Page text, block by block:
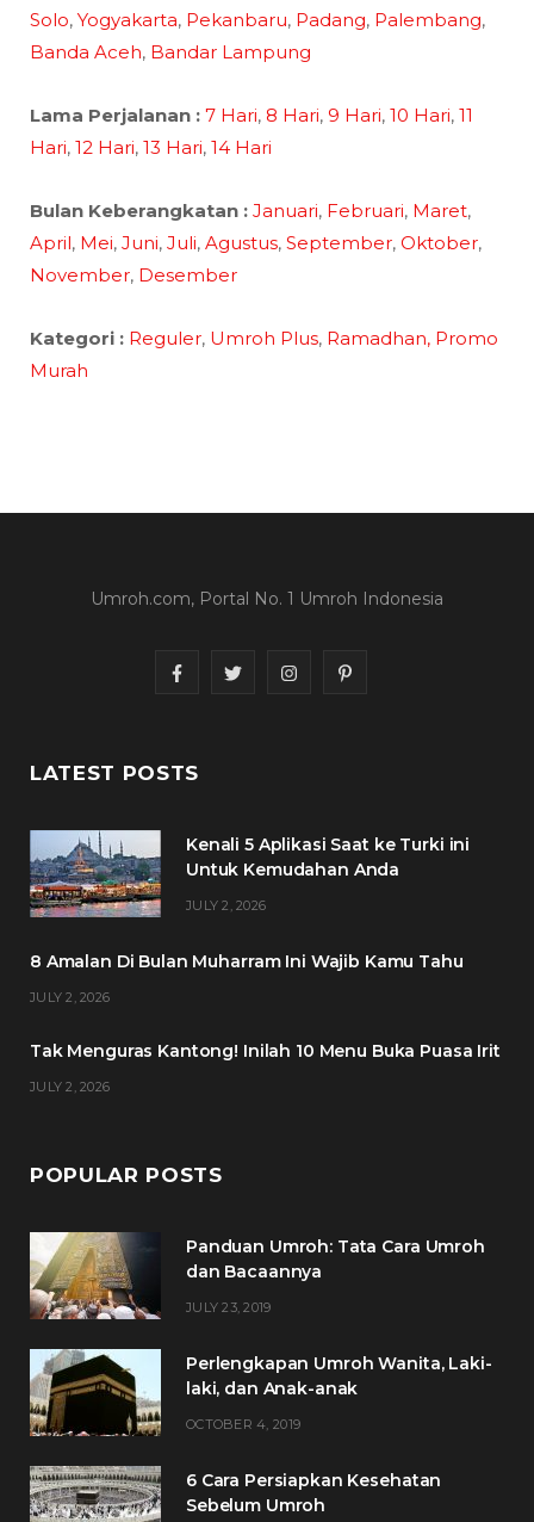
Solo, Yogyakarta, Pekanbaru, Padang, Palembang,
Banda Aceh, Bandar Lampung
Lama Perjalanan : 7 Hari, 8 Hari, 9 Hari, 10 Hari, 11
Hari, 12 Hari, 13 Hari, 14 Hari
Bulan Keberangkatan : Januari, Februari, Maret,
April, Mei, Juni, Juli, Agustus, September, Oktober,
November, Desember
Kategori : Reguler, Umroh Plus, Ramadhan, Promo
Murah
Umroh.com, Portal No. 1 Umroh Indonesia
F
c
b
T
t
I
a
P
e
LATEST POSTS
Kenali 5 Aplikasi Saat ke Turki ini
Untuk Kemudahan Anda
JULY 2, 2026
8 Amalan Di Bulan Muharram Ini Wajib Kamu Tahu
JULY 2, 2026
Tak Menguras Kantong! Inilah 10 Menu Buka Puasa Irit
JULY 2, 2026
POPULAR POSTS
Panduan Umroh: Tata Cara Umroh
dan Bacaannya
JULY 23, 2019
Perlengkapan Umroh Wanita, Laki-
laki, dan Anak-anak
OCTOBER 4, 2019
6 Cara Persiapkan Kesehatan
Sebelum Umroh